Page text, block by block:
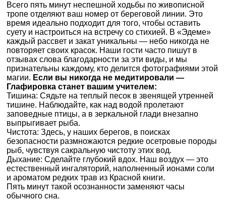
Всего пять минут неспешной ходьбы по живописной
тропе отделяют ваш номер от береговой линии. Это
время идеально подходит для того, чтобы оставить
суету и настроиться на встречу со стихией. В «Эдеме»
каждый рассвет и закат уникальны — небо никогда не
повторяет своих красок. Наши гости часто пишут в
отзывах слова благодарности за эти виды, и мы
признательны каждому, кто делится фотографиями этой
магии. Если вы никогда не медитировали —
Глафировка станет вашим учителем:
Тишина: Сядьте на теплый песок в звенящей утренней
тишине. Наблюдайте, как над водой пролетают
заповедные птицы, а в зеркальной глади внезапно
выпрыгивает рыба.
Чистота: Здесь, у наших берегов, в поисках
безопасности размножаются редкие осетровые породы
рыб, чувствуя сакральную чистоту этих вод.
Дыхание: Сделайте глубокий вдох. Наш воздух — это
естественный ингаляторий, наполненный ионами соли
и ароматом редких трав из Красной книги.
Пять минут такой осознанности заменяют часы
обычного сна.